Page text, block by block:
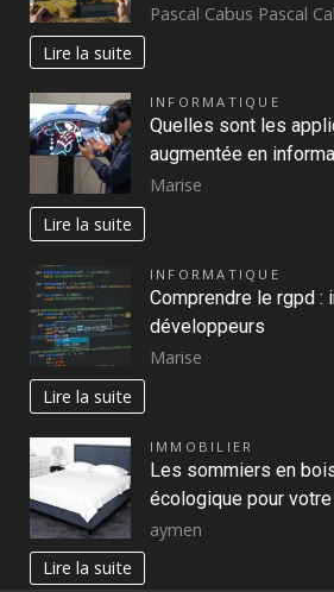
Pascal Cabus Pascal
Lire la suite
INFORMATIQUE
Quelles sont les
augmentée en
Marise
Lire la suite
INFORMATIQUE
Comprendre le rgpd :
développeurs
Marise
Lire la suite
IMMOBILIER
Les sommiers en
écologique pour
aymen
Lire la suite